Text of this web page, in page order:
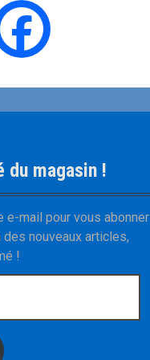
du magasin !
e-mail pour vous abonner
des nouveaux articles,
!